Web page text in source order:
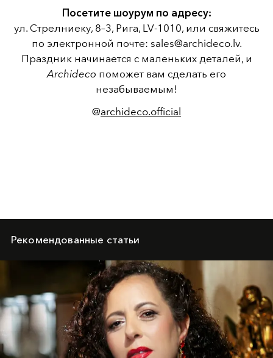
Посетите шоурум по адресу:
ул. Стрелниеку, 8–3, Рига, LV-1010, или свяжитесь
по электронной почте: sales@archideco.lv.
Праздник начинается с маленьких деталей, и
Archideco поможет вам сделать его
незабываемым!
@archideco.official
Рекомендованные статьи